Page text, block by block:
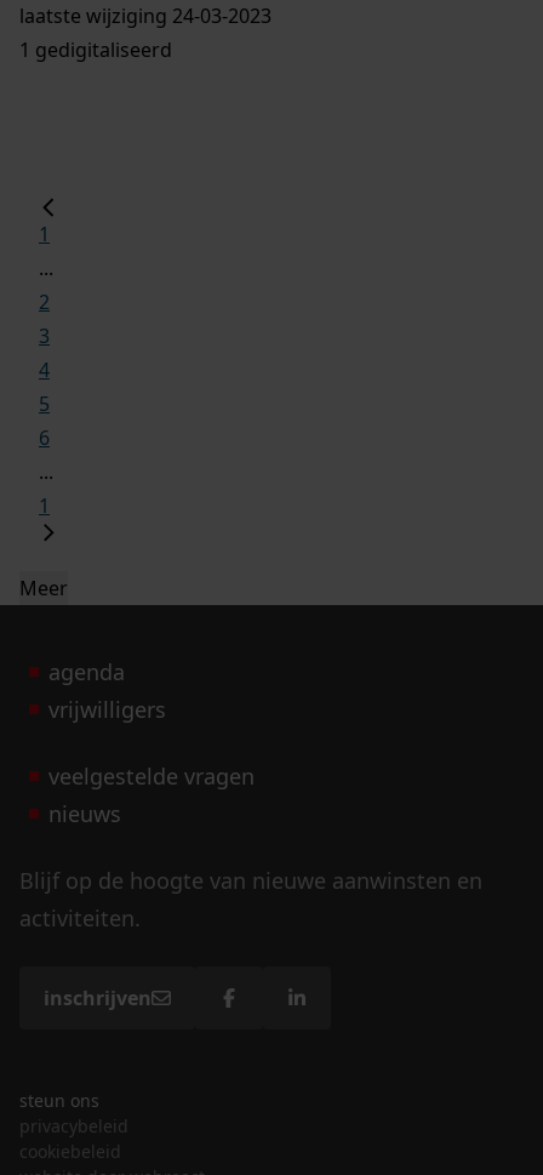
laatste wijziging 24-03-2023
1 gedigitaliseerd
1
...
2
3
4
5
6
...
1
Meer
agenda
vrijwilligers
veelgestelde vragen
nieuws
Blijf op de hoogte van nieuwe aanwinsten en
activiteiten.
inschrijven
steun ons
privacybeleid
cookiebeleid